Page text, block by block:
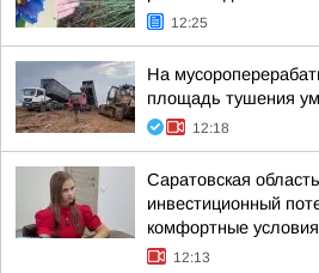
12:25
На
площадь тушения
12:18
Саратовская
инвестиционный
комфортные
12:13